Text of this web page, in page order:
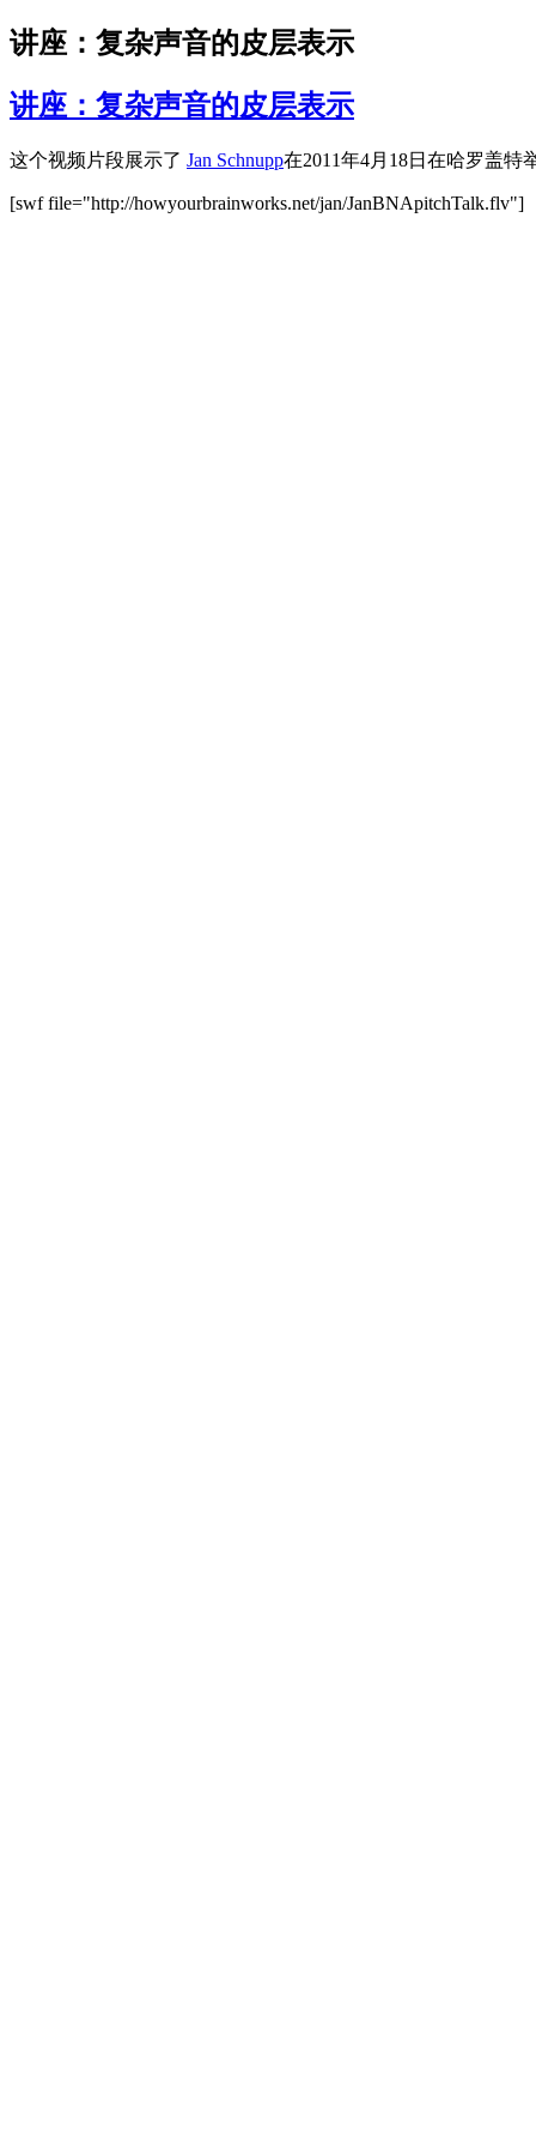
讲座：复杂声音的皮层表示
讲座：复杂声音的皮层表示
这个视频片段展示了 Jan Schnupp在2011年4月18日在哈罗盖特
[swf file="http://howyourbrainworks.net/jan/JanBNApitchTalk.flv"]